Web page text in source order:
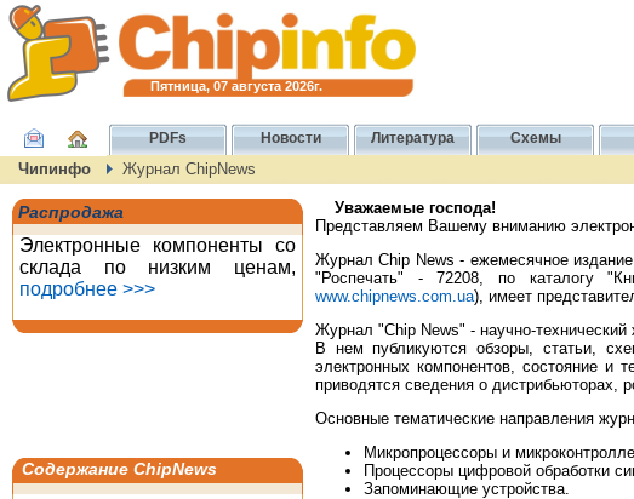
Пятница, 07 августа 2026г.
PDFs Новости Литература Схемы
Чипинфо Журнал ChipNews
Распродажа
Электронные компоненты со
склада по низким ценам,
подробнее >>>
Содержание ChipNews
Уважаемые господа!
Представляем Вашему вниманию
Журнал Chip News - ежемесячное
"Роспечать" - 72208, по каталогу
www.chipnews.com.ua), имеет
Журнал "Chip News" - научно-технический
В нем публикуются обзоры, статьи,
электронных компонентов, состояние и
приводятся сведения о дистрибьюторах,
Основные тематические направления
Микропроцессоры и
Процессоры цифровой обработки
Запоминающие устройства.